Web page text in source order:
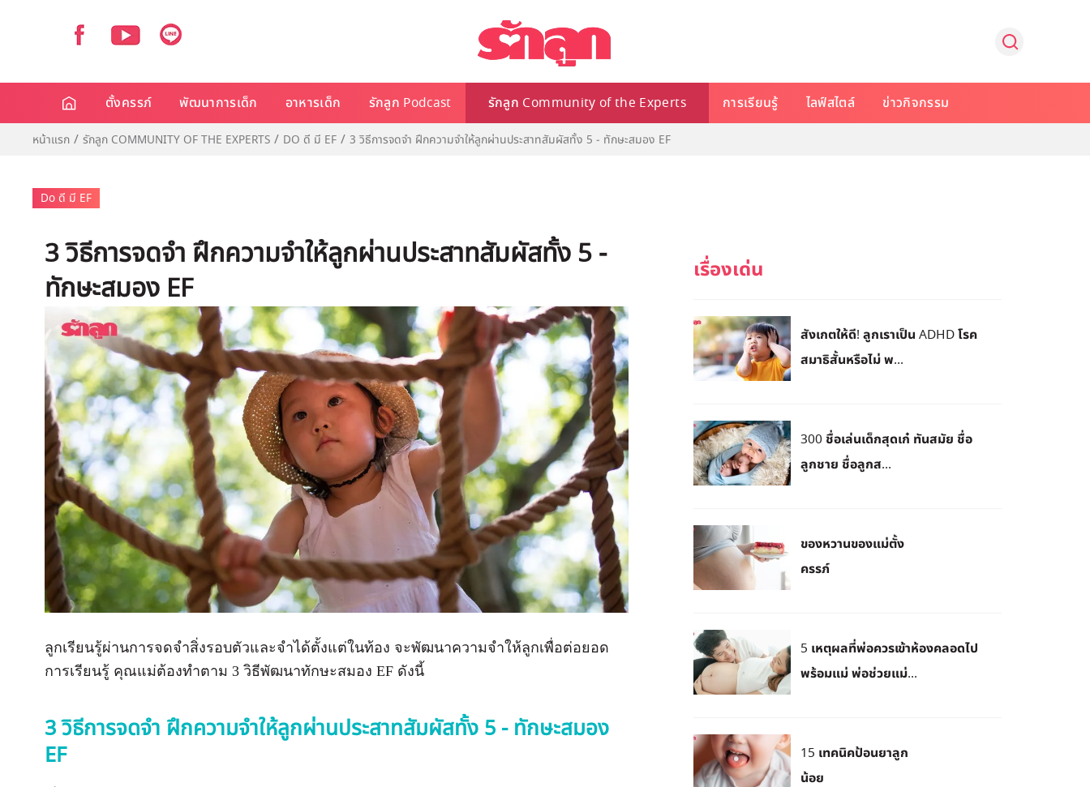
ตั้งครรภ์ พัฒนาการเด็ก อาหารเด็ก รักลูก Podcast รักลูก Community of the Experts การเรียนรู้ ไลฟ์สไตล์ ข่าวกิจกรรม
หน้าแรก รักลูก COMMUNITY OF THE EXPERTS DO ดี มี EF 3 วิธีการจดจำ ฝึกความจำให้ลูกผ่านประสาทสัมผัสทั้ง 5 - ทักษะสมอง EF
Do ดี มี EF
3 วิธีการจดจำ ฝึกความจำให้ลูกผ่านประสาทสัมผัสทั้ง 5 -
ทักษะสมอง EF
ลูกเรียนรู้ผ่านการจดจำสิ่งรอบตัวและจำได้ตั้งแต่ในท้อง จะพัฒนาความจำให้ลูกเพื่อต่อยอด
การเรียนรู้ คุณแม่ต้องทำตาม 3 วิธีพัฒนาทักษะสมอง EF ดังนี้
3 วิธีการจดจำ ฝึกความจำให้ลูกผ่านประสาทสัมผัสทั้ง 5 - ทักษะสมอง
EF
สังเกตให้ดี! ลูกเราเป็น ADHD โรค
สมาธิสั้นหรือไม่ พ...
300 ชื่อเล่นเด็กสุดเก๋ ทันสมัย ชื่อ
ลูกชาย ชื่อลูกส...
ของหวานของแม่ตั้ง
ครรภ์
5 เหตุผลที่พ่อควรเข้าห้องคลอดไป
พร้อมแม่ พ่อช่วยแม่...
15 เทคนิคป้อนยาลูก
น้อย